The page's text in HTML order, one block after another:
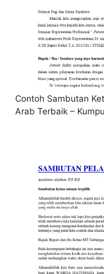
Contoh Sambutan
Arab Terbaik –